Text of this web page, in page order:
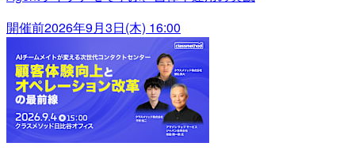
開催前2026年9月3日(木) 16:00